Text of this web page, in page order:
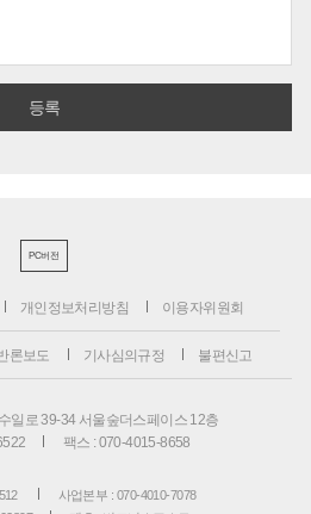
PC버전
개인정보처리방침 이용자위원회
론보도 기사심의규정 불편신고
일로 39-34 서울숲더스페이스 12층
팩스 : 070-4015-8658
사업본부 : 070-4010-7078